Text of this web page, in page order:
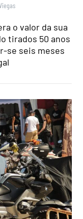
o valor da sua
tirados 50 anos
se seis meses